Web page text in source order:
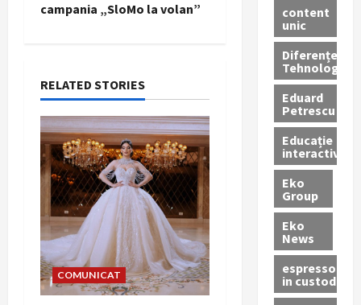
t
a
v
i
g
a
t
i
campania „SloMo la volan”
RELATED STORIES
COMUNICAT
content
unic
Diferențe
Tehnologice
Eduard
Petrescu
Educație
interactivă
Eko
Group
Eko
News
espressoare
in custodie